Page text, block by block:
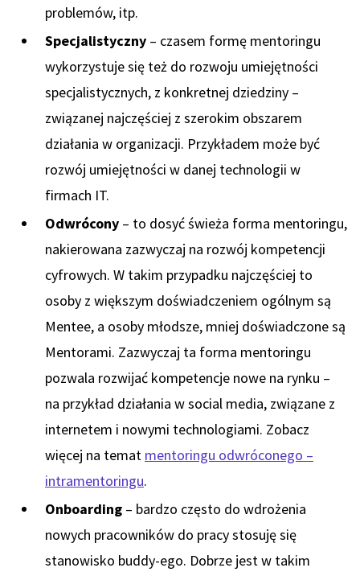
problemów, itp.
Specjalistyczny – czasem formę mentoringu
wykorzystuje się też do rozwoju umiejętności
specjalistycznych, z konkretnej dziedziny –
związanej najczęściej z szerokim obszarem
działania w organizacji. Przykładem może być
rozwój umiejętności w danej technologii w
firmach IT.
Odwrócony – to dosyć świeża forma mentoringu,
nakierowana zazwyczaj na rozwój kompetencji
cyfrowych. W takim przypadku najczęściej to
osoby z większym doświadczeniem ogólnym są
Mentee, a osoby młodsze, mniej doświadczone są
Mentorami. Zazwyczaj ta forma mentoringu
pozwala rozwijać kompetencje nowe na rynku –
na przykład działania w social media, związane z
internetem i nowymi technologiami. Zobacz
więcej na temat mentoringu odwróconego –
intramentoringu.
Onboarding – bardzo często do wdrożenia
nowych pracowników do pracy stosuję się
stanowisko buddy-ego. Dobrze jest w takim